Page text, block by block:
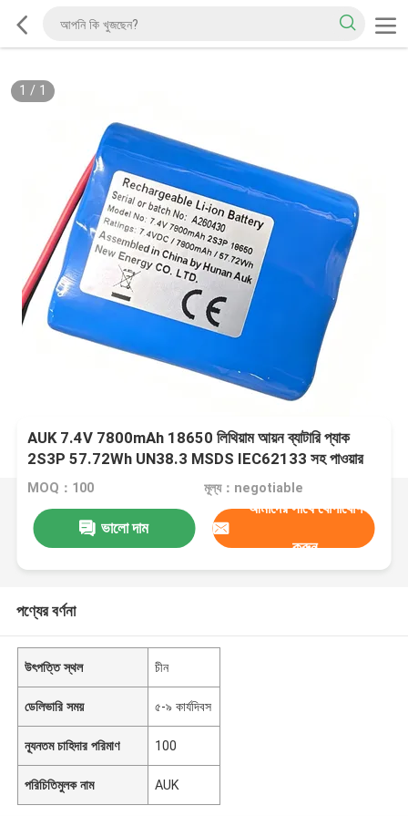
1 / 1
AUK 7.4V 7800mAh 18650 লিথিয়াম আয়ন ব্যাটারি প্যাক
2S3P 57.72Wh UN38.3 MSDS IEC62133 সহ পাওয়ার
টুলসের জন্য
MOQ：100 মূল্য：negotiable
ভালো দাম
আমাদের সাথে যোগাযোগ
করুন
পণ্যের বর্ণনা
উৎপত্তি স্থল চীন
ডেলিভারি সময় ৫-৯ কার্যদিবস
ন্যূনতম চাহিদার পরিমাণ 100
পরিচিতিমুলক নাম AUK